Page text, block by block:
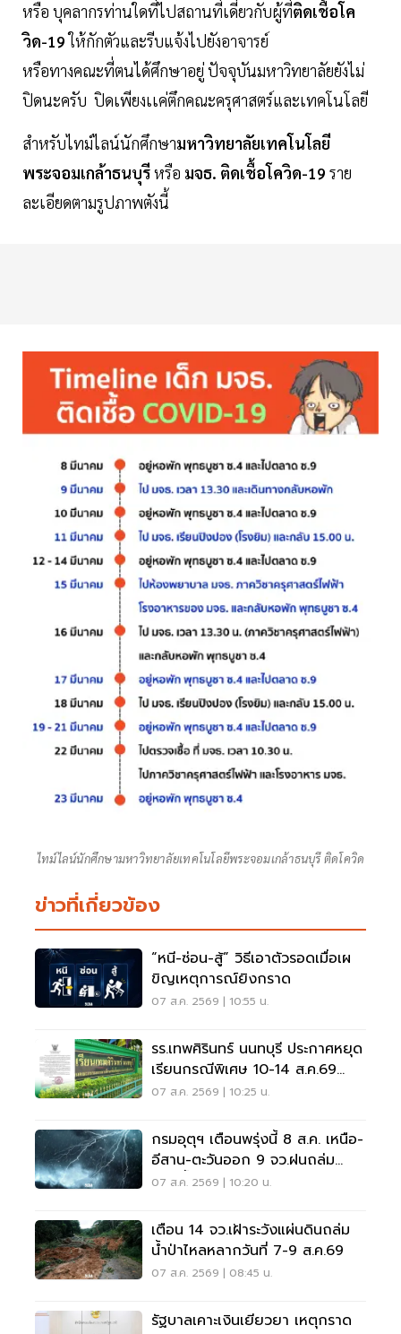
หรือ บุคลากรท่านใดที่ไปสถานที่เดี่ยวกับผู้ที่ติดเชื้อโค
วิด-19ให้กักตัวและรีบแจ้งไปยังอาจารย์
หรือทางคณะที่ตนได้ศึกษาอยู่ ปัจจุบันมหาวิทยาลัยยังไม่
ปิดนะครับ ปิดเพียงเเค่ตึกคณะครุศาสตร์และเทคโนโลยี
สำหรับไทม์ไลน์นักศึกษามหาวิทยาลัยเทคโนโลยี
พระจอมเกล้าธนบุรีหรือ มจธ. ติดเชื้อโควิด-19 ราย
ละเอียดตามรูปภาพตังนี้
ไทม์ไลน์นักศึกษามหาวิทยาลัยเทคโนโลยีพระจอมเกล้าธนบุรี ติดโควิด
ข่าวที่เกี่ยวข้อง
“หนี-ซ่อน-สู้” วิธีเอาตัวรอดเมื่อเผ
ขิญเหตุการณ์ยิงกราด
07 ส.ค. 2569 | 10:55 น.
รร.เทพศิรินทร์ นนทบุรี ประกาศหยุด
เรียนกรณีพิเศษ 10-14 ส.ค.69
หลังเหตุกราดยิง
07 ส.ค. 2569 | 10:25 น.
กรมอุตุฯ เตือนพรุ่งนี้ 8 ส.ค. เหนือ-
อีสาน-ตะวันออก 9 จว.ฝนถล่ม
ระวังน้ำท่วมฉับพลัน
07 ส.ค. 2569 | 10:20 น.
เตือน 14 จว.เฝ้าระวังแผ่นดินถล่ม
น้ำป่าไหลหลากวันที่ 7-9 ส.ค.69
07 ส.ค. 2569 | 08:45 น.
รัฐบาลเคาะเงินเยียวยา เหตุกราด